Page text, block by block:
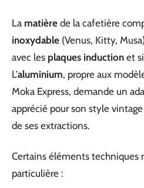
La matière de la cafetière
inoxydable (Venus, Kitty,
avec les plaques induction et
L’aluminium, propre aux
Moka Express, demande un
apprécié pour son style
de ses extractions.
Certains éléments
particulière :